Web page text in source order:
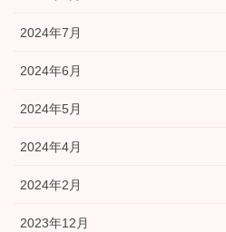
2024年7月
2024年6月
2024年5月
2024年4月
2024年2月
2023年12月